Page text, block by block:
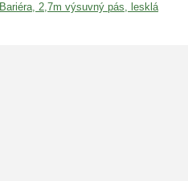
Bariéra, 2,7m výsuvný pás, lesklá